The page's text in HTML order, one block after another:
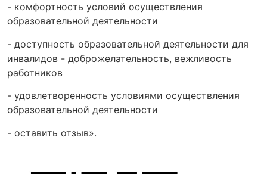
- комфортность условий осуществления
образовательной деятельности
- доступность образовательной деятельности для
инвалидов - доброжелательность, вежливость
работников
- удовлетворенность условиями осуществления
образовательной деятельности
- оставить отзыв».